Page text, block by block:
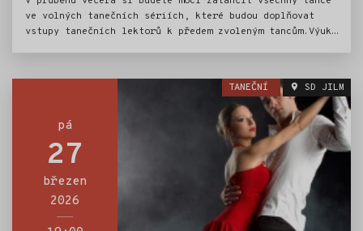
ve volných tanečních sériích, které budou doplňovat
vstupy tanečních lektorů k předem zvoleným tancům.Výuka
k zakoupení permanentku v hodnotě 750,- (permanentka
umožňuje vstup na 5 tanečních výukových lekcí a vstup
pá
27
březen
2026
TANEČNÍ SD JILM